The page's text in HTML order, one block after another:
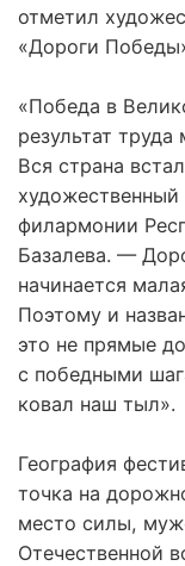
отметил
«Дороги
«Победа в
результат
Вся страна
художественный
филармонии
Базалева. —
начинается
Поэтому и
это не прямые
с победными
ковал наш тыл».
География
точка на
место силы,
Отечественной